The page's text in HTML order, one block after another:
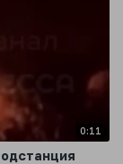
0:11